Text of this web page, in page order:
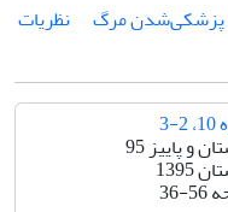
پزشکی‌شدن مرگ
نظریات
3
و پاییز 95
1395
36-56